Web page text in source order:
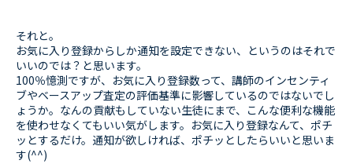
それと。
お気に入り登録からしか通知を設定できない、というのはそれで
いいのでは？と思います。
100％憶測ですが、お気に入り登録数って、講師のインセンティ
ブやベースアップ査定の評価基準に影響しているのではないでし
ょうか。なんの貢献もしていない生徒にまで、こんな便利な機能
を使わせなくてもいい気がします。お気に入り登録なんて、ポチ
ッとするだけ。通知が欲しければ、ポチッとしたらいいと思いま
す(^^)